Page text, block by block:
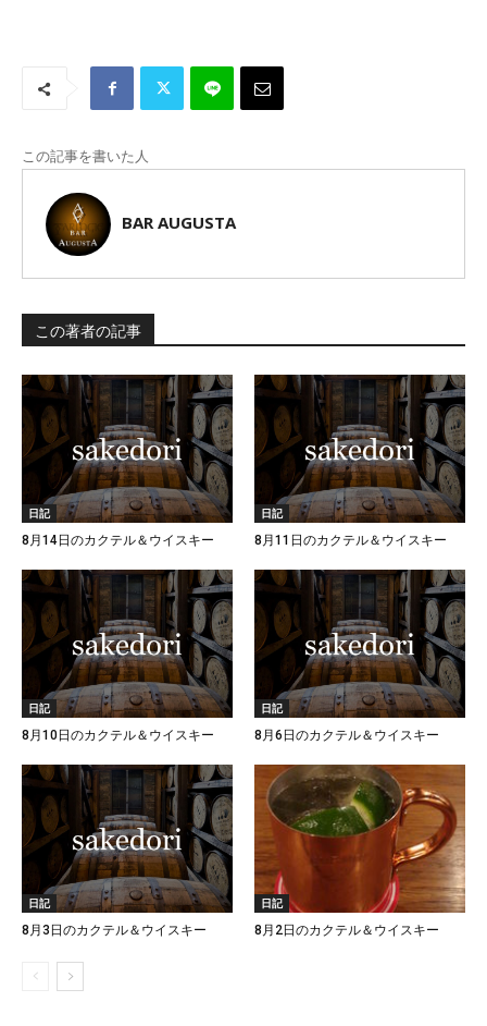
この記事を書いた人
BAR AUGUSTA
この著者の記事
日記
8月14日のカクテル＆ウイスキー
日記
8月11日のカクテル＆ウイスキー
日記
8月10日のカクテル＆ウイスキー
日記
8月6日のカクテル＆ウイスキー
日記
8月3日のカクテル＆ウイスキー
日記
8月2日のカクテル＆ウイスキー